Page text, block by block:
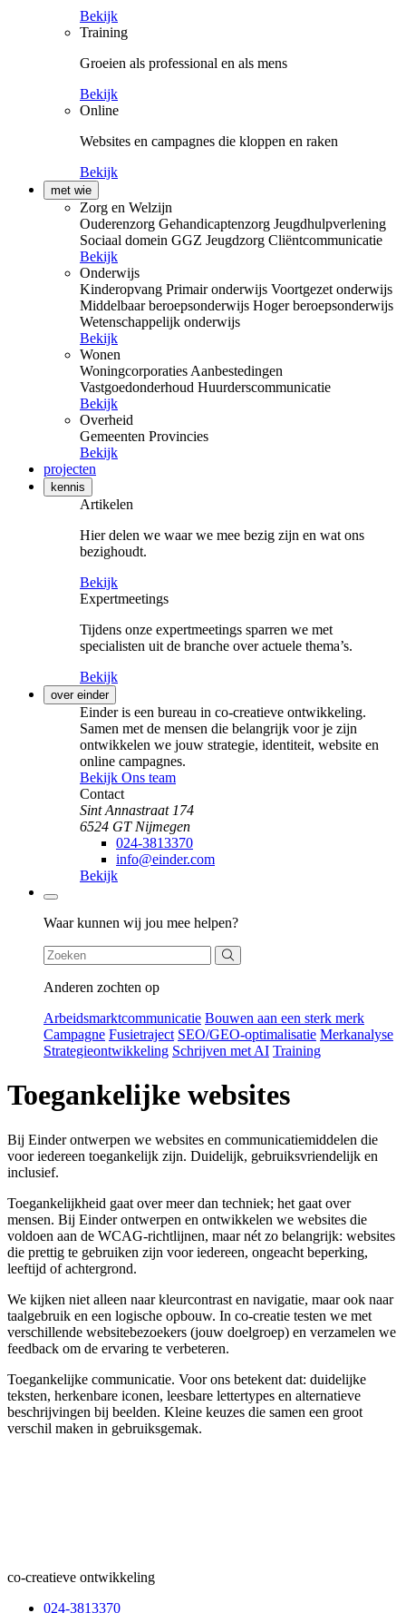
Bekijk
Training
Groeien als professional en als mens
Bekijk
Online
Websites en campagnes die kloppen en raken
Bekijk
met wie
Zorg en Welzijn
Ouderenzorg Gehandicaptenzorg Jeugdhulpverlening
Sociaal domein GGZ Jeugdzorg Cliëntcommunicatie
Bekijk
Onderwijs
Kinderopvang Primair onderwijs Voortgezet onderwijs
Middelbaar beroepsonderwijs Hoger beroepsonderwijs
Wetenschappelijk onderwijs
Bekijk
Wonen
Woningcorporaties Aanbestedingen
Vastgoedonderhoud Huurderscommunicatie
Bekijk
Overheid
Gemeenten Provincies
Bekijk
projecten
kennis
Artikelen
Hier delen we waar we mee bezig zijn en wat ons
bezighoudt.
Bekijk
Expertmeetings
Tijdens onze expertmeetings sparren we met
specialisten uit de branche over actuele thema’s.
Bekijk
over einder
Einder is een bureau in co-creatieve ontwikkeling.
Samen met de mensen die belangrijk voor je zijn
ontwikkelen we jouw strategie, identiteit, website en
online campagnes.
Bekijk Ons team
Contact
Sint Annastraat 174
6524 GT Nijmegen
024-3813370
info@einder.com
Bekijk
Zoeken
Waar kunnen wij jou mee helpen?
Anderen zochten op
Arbeidsmarktcommunicatie Bouwen aan een sterk merk
Campagne Fusietraject SEO/GEO-optimalisatie Merkanalyse
Strategieontwikkeling Schrijven met AI Training
Toegankelijke websites
Bij Einder ontwerpen we websites en communicatiemiddelen die
voor iedereen toegankelijk zijn. Duidelijk, gebruiksvriendelijk en
inclusief.
Toegankelijkheid gaat over meer dan techniek; het gaat over
mensen. Bij Einder ontwerpen en ontwikkelen we websites die
voldoen aan de WCAG-richtlijnen, maar nét zo belangrijk: websites
die prettig te gebruiken zijn voor iedereen, ongeacht beperking,
leeftijd of achtergrond.
We kijken niet alleen naar kleurcontrast en navigatie, maar ook naar
taalgebruik en een logische opbouw. In co-creatie testen we met
verschillende websitebezoekers (jouw doelgroep) en verzamelen we
feedback om de ervaring te verbeteren.
Toegankelijke communicatie. Voor ons betekent dat: duidelijke
teksten, herkenbare iconen, leesbare lettertypes en alternatieve
beschrijvingen bij beelden. Kleine keuzes die samen een groot
verschil maken in gebruiksgemak.
co-creatieve ontwikkeling
024-3813370